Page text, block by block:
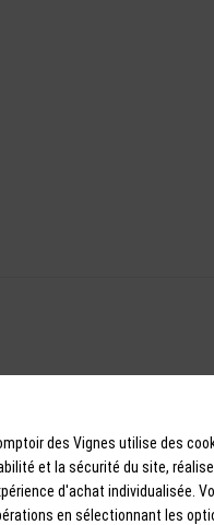
des Vignes utilise des
et la sécurité du site,
d'achat individualisée.
en sélectionnant les